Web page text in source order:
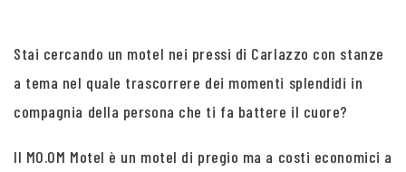
Stai cercando un motel nei pressi di Carlazzo con stanze
a tema nel quale trascorrere dei momenti splendidi in
compagnia della persona che ti fa battere il cuore?
Il MO.OM Motel è un motel di pregio ma a costi economici a